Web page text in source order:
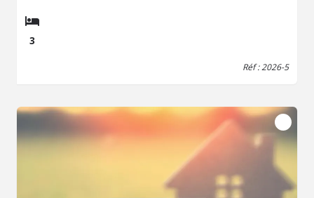
mansardées, un débarras et un dressing.
3
Réf : 2026-5